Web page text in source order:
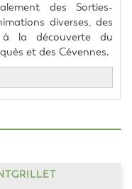
des Sorties-
diverses, des
à la découverte du
et des Cévennes.